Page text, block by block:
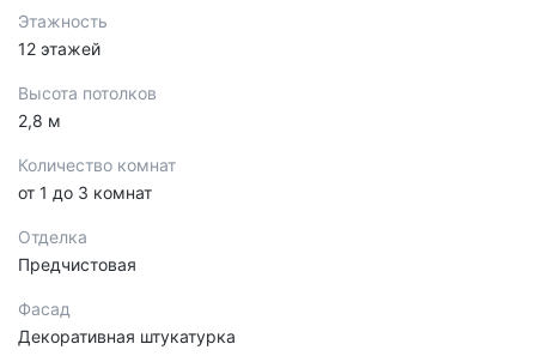
Этажность
12 этажей
Высота потолков
2,8 м
Количество комнат
от 1 до 3 комнат
Отделка
Предчистовая
Фасад
Декоративная штукатурка